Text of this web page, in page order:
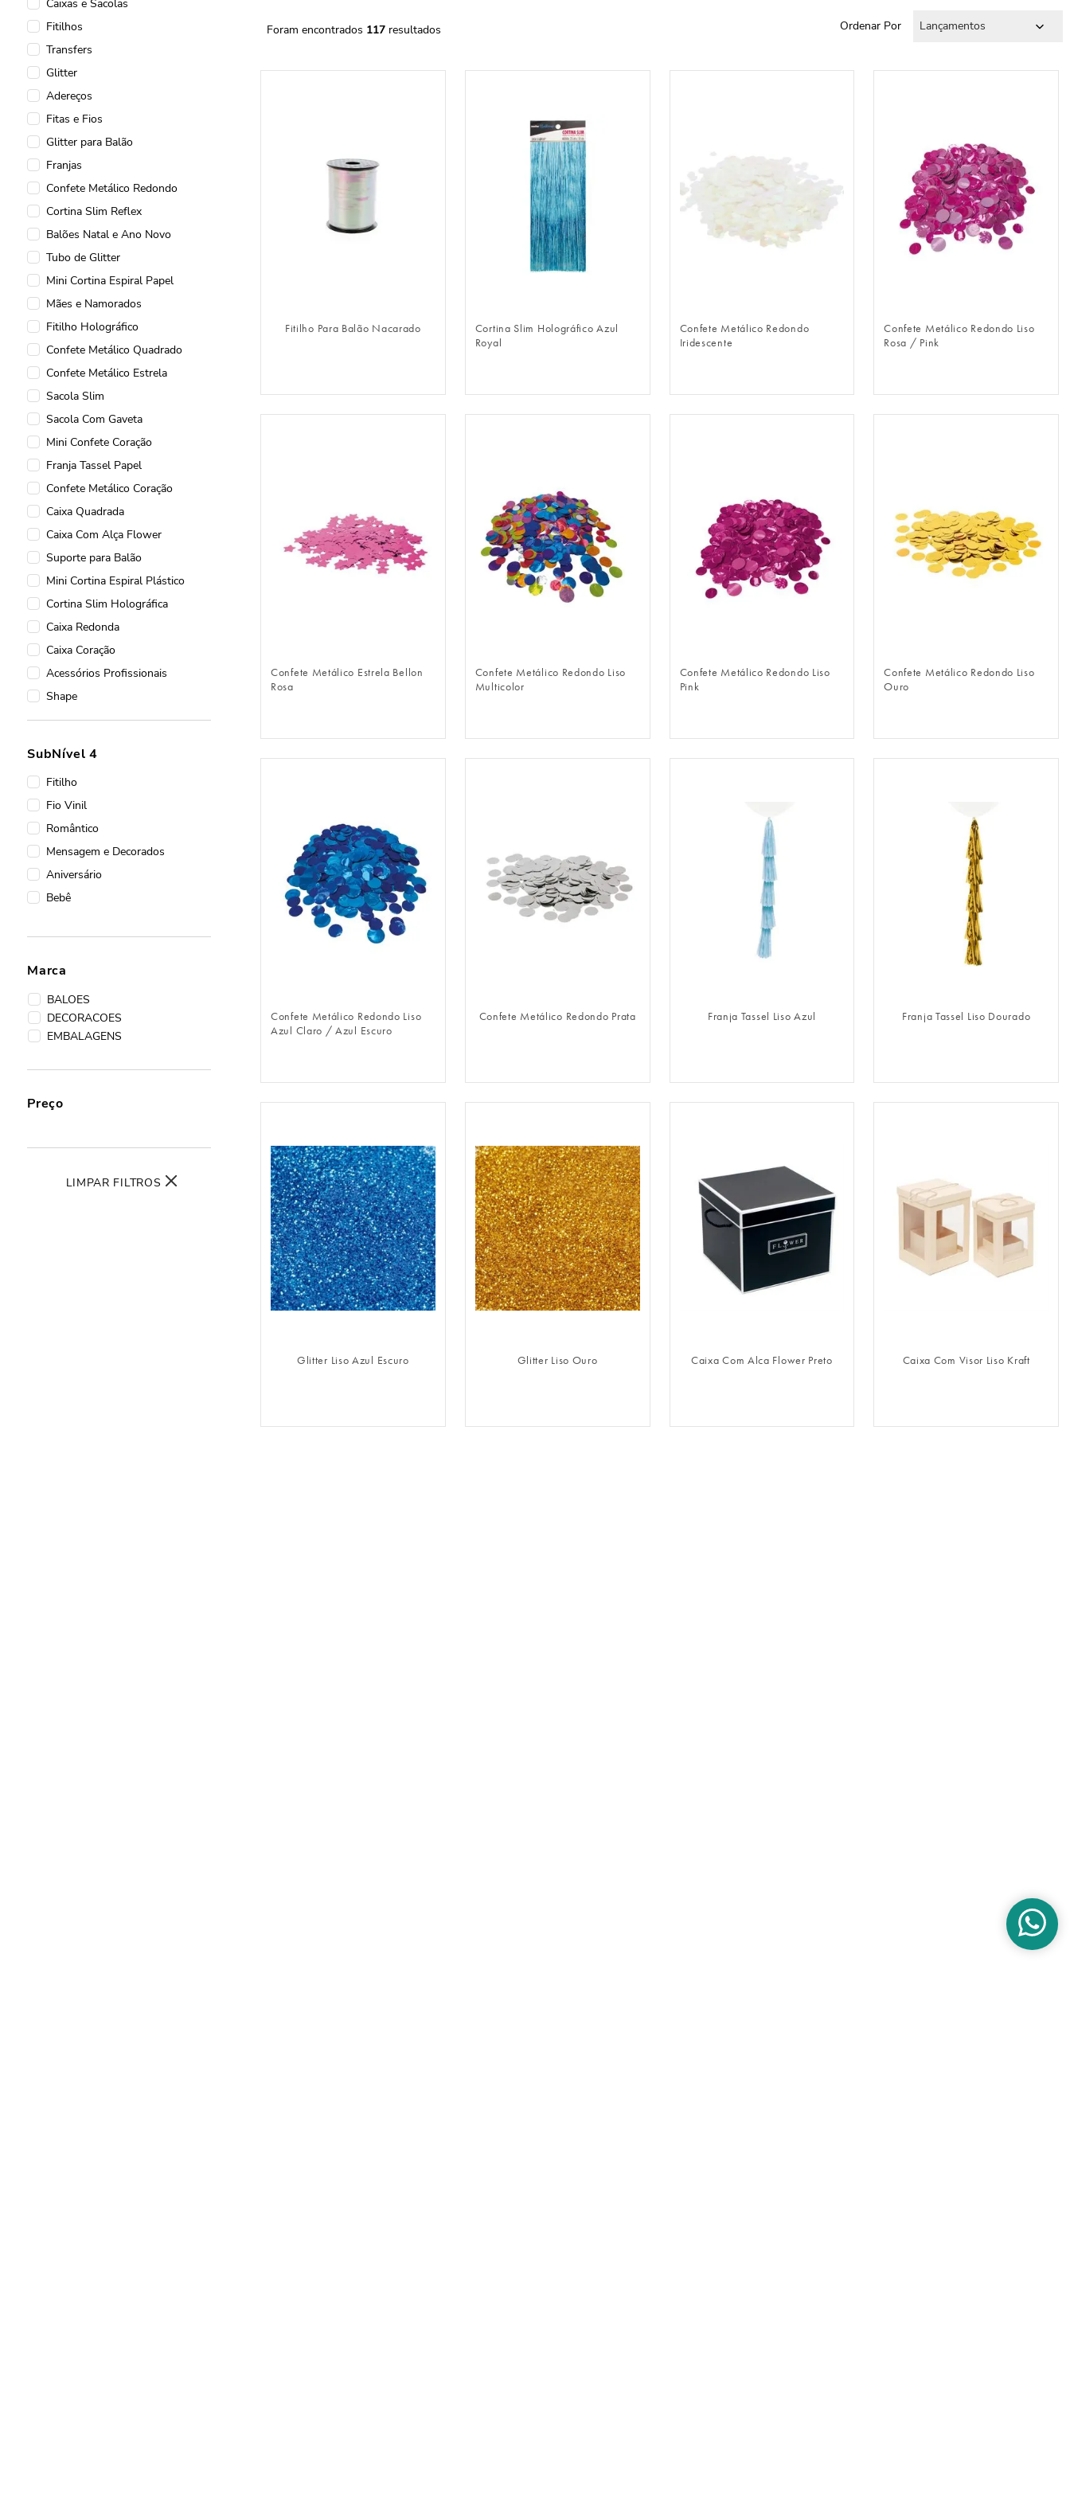
Caixas e Sacolas
Fitilhos
Transfers
Glitter
Adereços
Fitas e Fios
Glitter para Balão
Franjas
Confete Metálico Redondo
Cortina Slim Reflex
Balões Natal e Ano Novo
Tubo de Glitter
Mini Cortina Espiral Papel
Mães e Namorados
Fitilho Holográfico
Confete Metálico Quadrado
Confete Metálico Estrela
Sacola Slim
Sacola Com Gaveta
Mini Confete Coração
Franja Tassel Papel
Confete Metálico Coração
Caixa Quadrada
Caixa Com Alça Flower
Suporte para Balão
Mini Cortina Espiral Plástico
Cortina Slim Holográfica
Caixa Redonda
Caixa Coração
Acessórios Profissionais
Shape
Shape de Números
Confete Metálico Neve
Caixas
Caixa Redonda Com Listras
Caixa Quadrada Com Visor
Caixa Alta Com Visor
SubNível 4
Fitilho
Fio Vinil
Romântico
Mensagem e Decorados
Aniversário
Bebê
Marca
BALOES
DECORACOES
EMBALAGENS
Preço
LIMPAR FILTROS
117 Ordenar Por Lançamentos
Fitilho Para Balão Nacarado
Cortina Slim Holográfico Azul
Royal
Confete Metálico Redondo
Iridescente
Confete Metálico Redondo Liso
Rosa / Pink
Confete Metálico Estrela Bellon
Rosa
Confete Metálico Redondo Liso
Multicolor
Confete Metálico Redondo Liso
Pink
Confete Metálico Redondo Liso
Ouro
Confete Metálico Redondo Liso
Azul Claro / Azul Escuro
Confete Metálico Redondo Prata Franja Tassel Liso Azul Franja Tassel Liso Dourado
Glitter Liso Azul Escuro Glitter Liso Ouro Caixa Com Alca Flower Preto Caixa Com Visor Liso Kraft